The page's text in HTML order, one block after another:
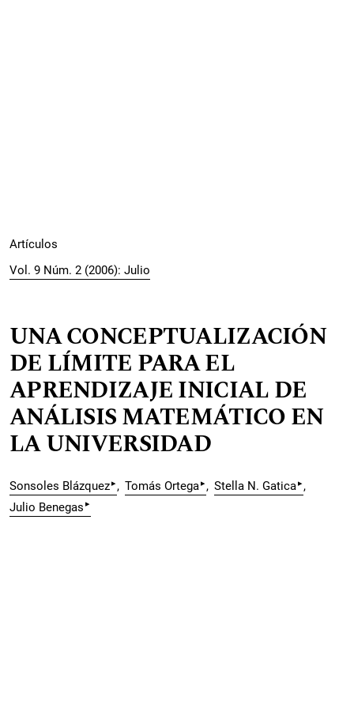
Artículos
Vol. 9 Núm. 2 (2006): Julio
UNA CONCEPTUALIZACIÓN
DE LÍMITE PARA EL
APRENDIZAJE INICIAL DE
ANÁLISIS MATEMÁTICO EN
LA UNIVERSIDAD
Sonsoles Blázquez▸ Tomás Ortega▸ Stella N. Gatica▸
Julio Benegas ▸